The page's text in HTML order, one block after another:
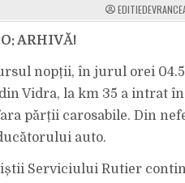
ARHIVĂ!
nopții, în jurul orei
Vidra, la km 35 a intrat
părții carosabile. Din
auto.
Serviciului Rutier